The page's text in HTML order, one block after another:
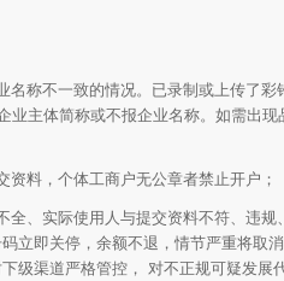
名称不一致的情况。已录制或上传了
业主体简称或不报企业名称。如需出
料，个体工商户无公章者禁止开户；
、实际使用人与提交资料不符、违
立即关停，余额不退，情节严重将取
级渠道严格管控， 对不正规可疑发展